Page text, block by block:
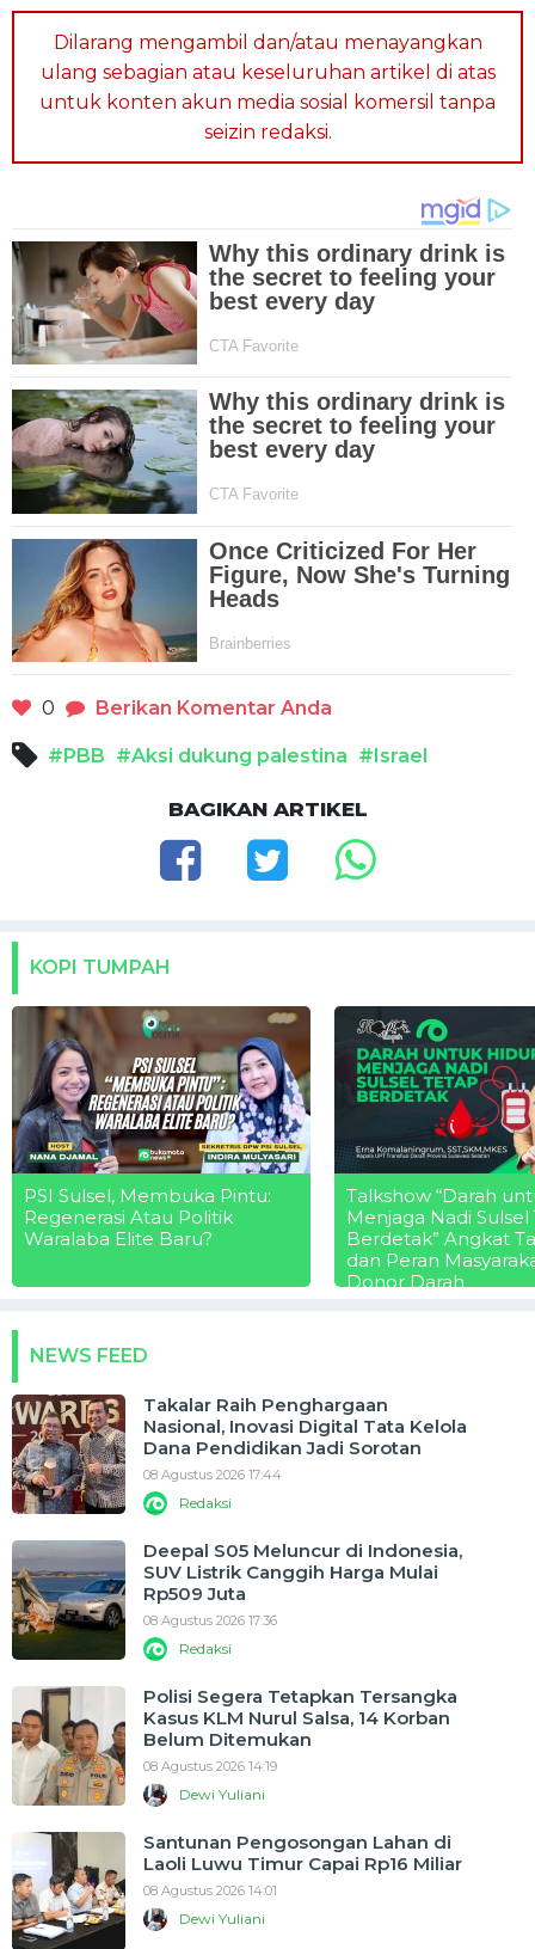
Dilarang mengambil dan/atau menayangkan
ulang sebagian atau keseluruhan artikel di atas
untuk konten akun media sosial komersil tanpa
seizin redaksi.
0 Berikan Komentar Anda
#PBB #Aksi dukung palestina #Israel
BAGIKAN ARTIKEL
KOPI TUMPAH
PSI Sulsel, Membuka Pintu:
Regenerasi Atau Politik
Waralaba Elite Baru?
Talkshow “Darah
Menjaga Nadi Sulsel
Berdetak” Angkat
dan Peran
Donor Darah
NEWS FEED
Takalar Raih Penghargaan
Nasional, Inovasi Digital Tata Kelola
Dana Pendidikan Jadi Sorotan
08 Agustus 2026 17:44
Redaksi
Deepal S05 Meluncur di Indonesia,
SUV Listrik Canggih Harga Mulai
Rp509 Juta
08 Agustus 2026 17:36
Redaksi
Polisi Segera Tetapkan Tersangka
Kasus KLM Nurul Salsa, 14 Korban
Belum Ditemukan
08 Agustus 2026 14:19
Dewi Yuliani
Santunan Pengosongan Lahan di
Laoli Luwu Timur Capai Rp16 Miliar
08 Agustus 2026 14:01
Dewi Yuliani